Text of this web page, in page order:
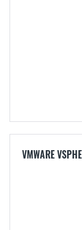
VMWARE